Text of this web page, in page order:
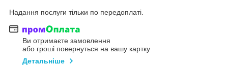
Надання послуги тільки по передоплаті.
Ви отримаєте замовлення
або гроші повернуться на вашу картку
Детальніше